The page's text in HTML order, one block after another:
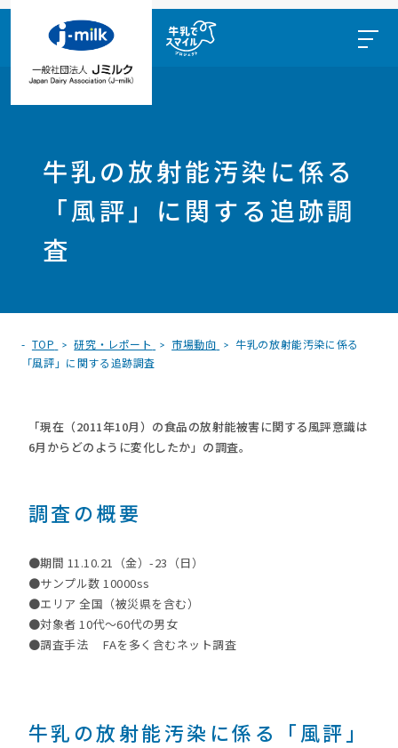
牛乳の放射能汚染に係る
「風評」に関する追跡調
査
TOP 研究・レポート 市場動向
牛乳の放射能汚染に係る
「風評」に関する追跡調査
「現在（2011年10月）の食品の放射能被害に関する風評意識は
6月からどのように変化したか」の調査。
調査の概要
●期間 11.10.21（金）-23（日）
●サンプル数 10000ss
●エリア 全国（被災県を含む）
●対象者 10代～60代の男女
●調査手法 FAを多く含むネット調査
牛乳の放射能汚染に係る「風評」